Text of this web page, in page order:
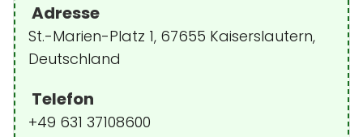
Adresse
St.-Marien-Platz 1, 67655 Kaiserslautern,
Deutschland
Telefon
+49 631 37108600